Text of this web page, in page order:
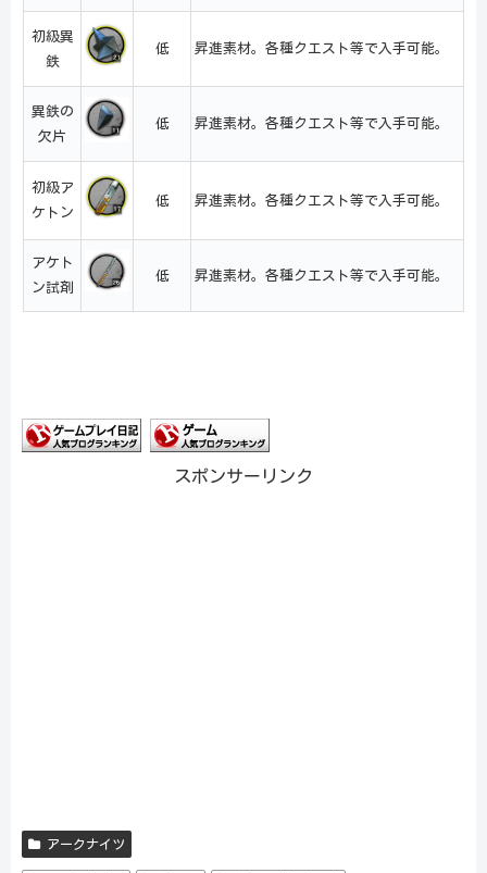
初級異
鉄
低 昇進素材。各種クエスト等で入手可能。
異鉄の
欠片
低 昇進素材。各種クエスト等で入手可能。
初級ア
ケトン
低 昇進素材。各種クエスト等で入手可能。
アケト
ン試剤
低 昇進素材。各種クエスト等で入手可能。
スポンサーリンク
アークナイツ